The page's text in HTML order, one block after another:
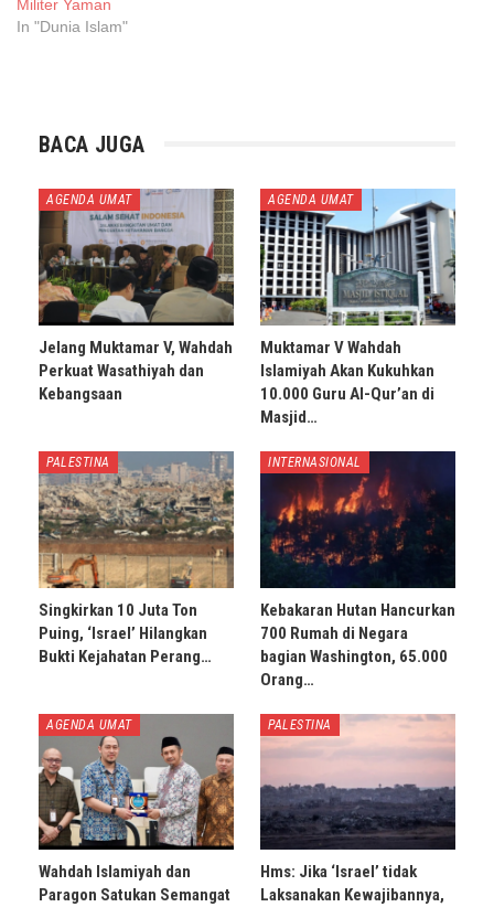
Militer Yaman
In "Dunia Islam"
BACA JUGA
AGENDA UMAT
Jelang Muktamar V, Wahdah
Perkuat Wasathiyah dan
Kebangsaan
AGENDA UMAT
Muktamar V Wahdah
Islamiyah Akan Kukuhkan
10.000 Guru Al-Qur’an di
Masjid…
PALESTINA
Singkirkan 10 Juta Ton
Puing, ‘Israel’ Hilangkan
Bukti Kejahatan Perang…
INTERNASIONAL
Kebakaran Hutan Hancurkan
700 Rumah di Negara
bagian Washington, 65.000
Orang…
AGENDA UMAT
Wahdah Islamiyah dan
Paragon Satukan Semangat
PALESTINA
Hms: Jika ‘Israel’ tidak
Laksanakan Kewajibannya,